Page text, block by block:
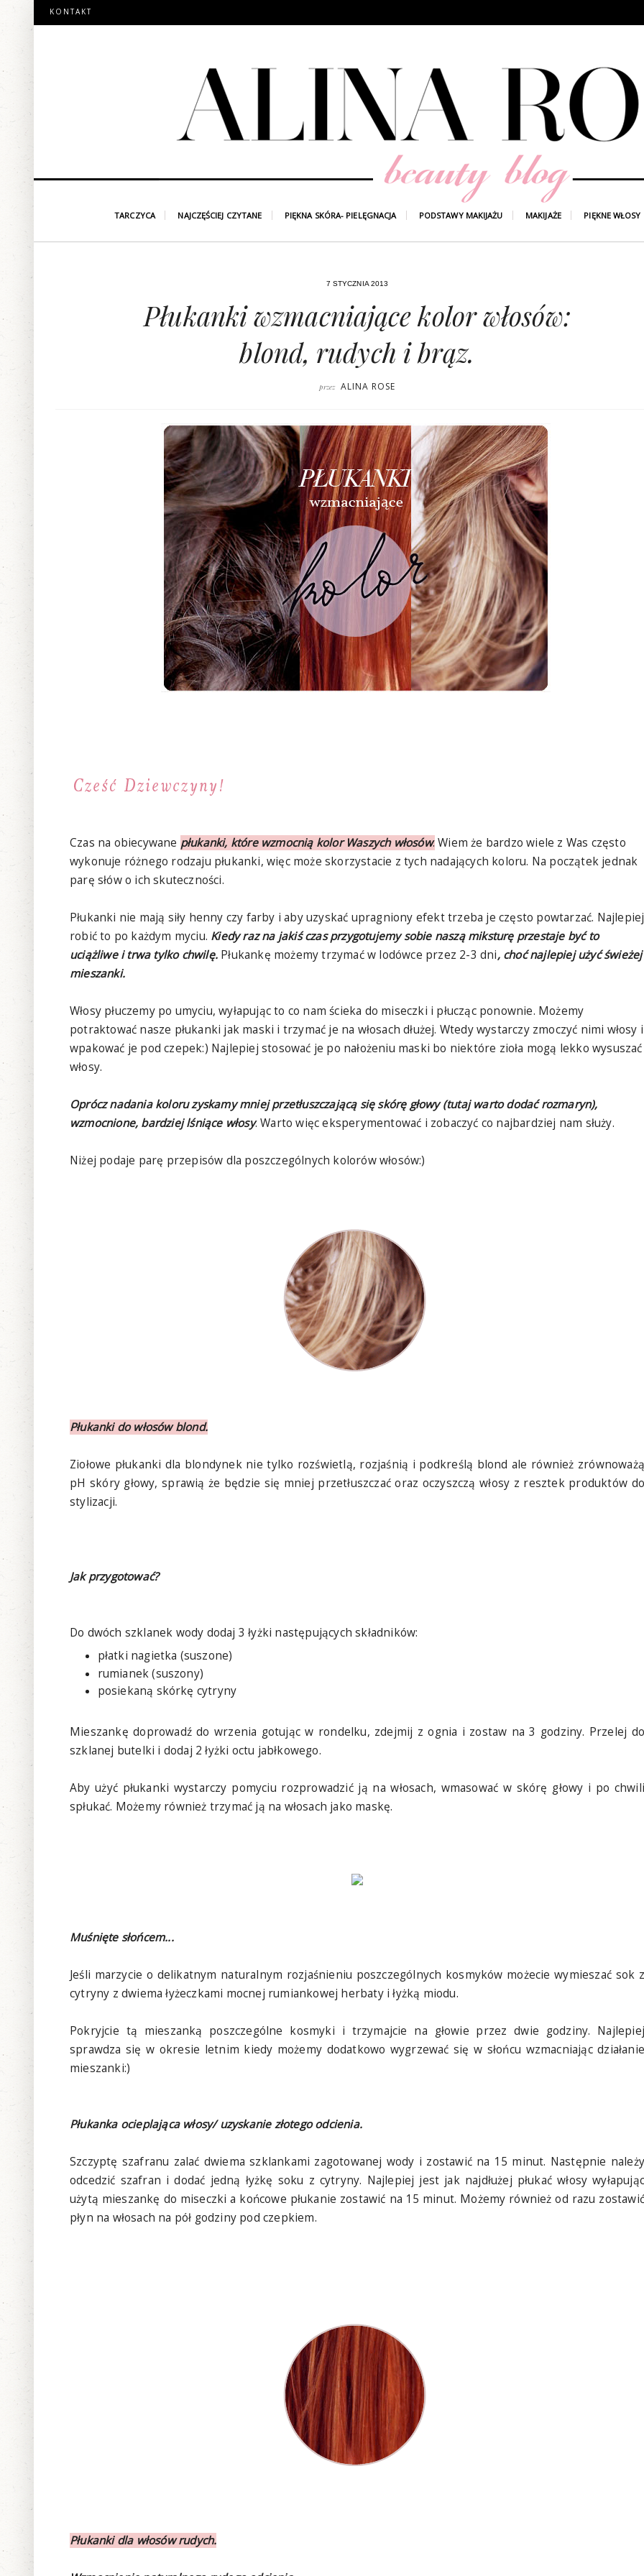
KONTAKT
TARCZYCA NAJCZĘŚCIEJ CZYTANE PIĘKNA SKÓRA- PIELĘGNACJA PODSTAWY MAKIJAŻU MAKIJAŻE PIĘKNE WŁOSY
7 STYCZNIA 2013
Płukanki wzmacniające kolor włosów:
blond, rudych i brąz.
przez ALINA ROSE
Czas na obiecywane płukanki, które wzmocnią kolor Waszych włosów.Wiem że bardzo wiele z Was często
wykonuje różnego rodzaju płukanki, więc może skorzystacie z tych nadających koloru. Na początek jednak
parę słów o ich skuteczności.
Płukanki nie mają siły henny czy farby i aby uzyskać upragniony efekt trzeba je często powtarzać. Najlepiej
robić to po każdym myciu. Kiedy raz na jakiś czas przygotujemy sobie naszą miksturę przestaje być to
uciążliwe i trwa tylko chwilę. Płukankę możemy trzymać w lodówce przez 2-3 dni, choć najlepiej użyć świeżej
mieszanki.
Włosy płuczemy po umyciu, wyłapując to co nam ścieka do miseczki i płucząc ponownie. Możemy
potraktować nasze płukanki jak maski i trzymać je na włosach dłużej. Wtedy wystarczy zmoczyć nimi włosy i
wpakować je pod czepek:) Najlepiej stosować je po nałożeniu maski bo niektóre zioła mogą lekko wysuszać
włosy.
Oprócz nadania koloru zyskamy mniej przetłuszczającą się skórę głowy (tutaj warto dodać rozmaryn),
wzmocnione, bardziej lśniące włosy. Warto więc eksperymentować i zobaczyć co najbardziej nam służy.
Niżej podaje parę przepisów dla poszczególnych kolorów włosów:)
Płukanki do włosów blond.
Ziołowe płukanki dla blondynek nie tylko rozświetlą, rozjaśnią i podkreślą blond ale również zrównoważą
pH skóry głowy, sprawią że będzie się mniej przetłuszczać oraz oczyszczą włosy z resztek produktów do
stylizacji.
Jak przygotować?
Do dwóch szklanek wody dodaj 3 łyżki następujących składników:
płatki nagietka (suszone)
rumianek (suszony)
posiekaną skórkę cytryny
Mieszankę doprowadź do wrzenia gotując w rondelku, zdejmij z ognia i zostaw na 3 godziny. Przelej do
szklanej butelki i dodaj 2 łyżki octu jabłkowego.
Aby użyć płukanki wystarczy pomyciu rozprowadzić ją na włosach, wmasować w skórę głowy i po chwili
spłukać. Możemy również trzymać ją na włosach jako maskę.
Muśnięte słońcem...
Jeśli marzycie o delikatnym naturalnym rozjaśnieniu poszczególnych kosmyków możecie wymieszać sok z
cytryny z dwiema łyżeczkami mocnej rumiankowej herbaty i łyżką miodu.
Pokryjcie tą mieszanką poszczególne kosmyki i trzymajcie na głowie przez dwie godziny. Najlepiej
sprawdza się w okresie letnim kiedy możemy dodatkowo wygrzewać się w słońcu wzmacniając działanie
mieszanki:)
Płukanka ocieplająca włosy/ uzyskanie złotego odcienia.
Szczyptę szafranu zalać dwiema szklankami zagotowanej wody i zostawić na 15 minut. Następnie należy
odcedzić szafran i dodać jedną łyżkę soku z cytryny. Najlepiej jest jak najdłużej płukać włosy wyłapując
użytą mieszankę do miseczki a końcowe płukanie zostawić na 15 minut. Możemy również od razu zostawić
płyn na włosach na pół godziny pod czepkiem.
Płukanki dla włosów rudych.